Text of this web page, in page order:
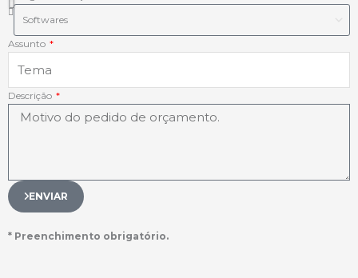
Assunto
Descrição
ENVIAR
* Preenchimento obrigatório.